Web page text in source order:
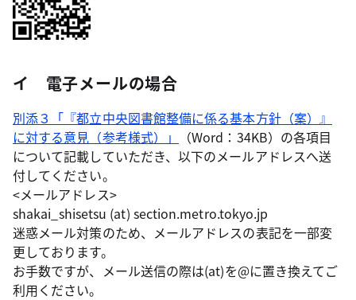
イ 電子メールの場合
別添３「『都立中央図書館整備に係る基本方針（案）』
に対する意見（参考様式）」
（Word：34KB）の各項目
について記載していただき、以下のメールアドレスへ送
付してください。
<メールアドレス>
shakai_shisetsu (at) section.metro.tokyo.jp
迷惑メール対策のため、メールアドレスの表記を一部変
更しております。
お手数ですが、メール送信の際は(at)を@に置き換えてご
利用ください。